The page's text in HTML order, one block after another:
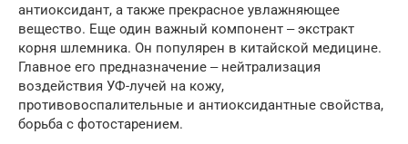
антиоксидант, а также прекрасное увлажняющее
вещество. Еще один важный компонент ‒ экстракт
корня шлемника. Он популярен в китайской медицине.
Главное его предназначение ‒ нейтрализация
воздействия УФ-лучей на кожу,
противовоспалительные и антиоксидантные свойства,
борьба с фотостарением.